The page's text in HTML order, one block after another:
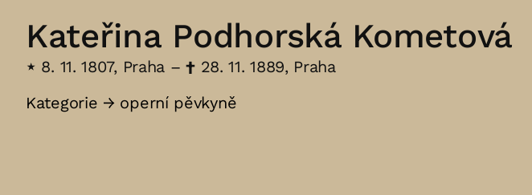
Kateřina Podhorská Kometová
⋆ 8. 11. 1807, Praha –†28. 11. 1889, Praha
Kategorie → operní pěvkyně